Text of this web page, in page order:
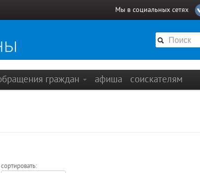
Мы в социальных сетях
граждан афиша соискателям
сортировать: